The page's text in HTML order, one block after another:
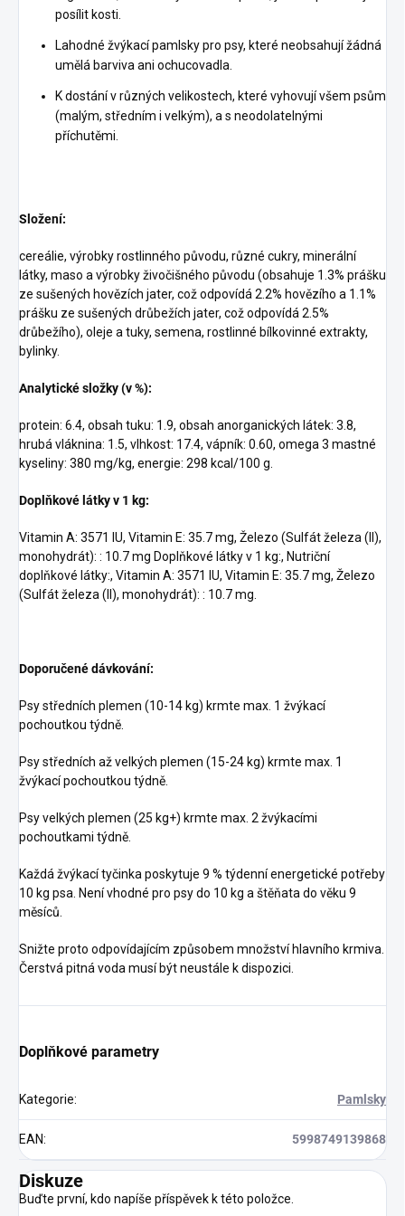
posílit kosti.
Lahodné žvýkací pamlsky pro psy, které neobsahují žádná
umělá barviva ani ochucovadla.
K dostání v různých velikostech, které vyhovují všem psům
(malým, středním i velkým), a s neodolatelnými
příchutěmi.
Složení:
cereálie, výrobky rostlinného původu, různé cukry, minerální
látky, maso a výrobky živočišného původu (obsahuje 1.3% prášku
ze sušených hovězích jater, což odpovídá 2.2% hovězího a 1.1%
prášku ze sušených drůbežích jater, což odpovídá 2.5%
drůbežího), oleje a tuky, semena, rostlinné bílkovinné extrakty,
bylinky.
Analytické složky (v %):
protein: 6.4, obsah tuku: 1.9, obsah anorganických látek: 3.8,
hrubá vláknina: 1.5, vlhkost: 17.4, vápník: 0.60, omega 3 mastné
kyseliny: 380 mg/kg, energie: 298 kcal/100 g.
Doplňkové látky v 1 kg:
Vitamin A: 3571 IU, Vitamin E: 35.7 mg, Železo (Sulfát železa (II),
monohydrát): : 10.7 mg Doplňkové látky v 1 kg:, Nutriční
doplňkové látky:, Vitamin A: 3571 IU, Vitamin E: 35.7 mg, Železo
(Sulfát železa (II), monohydrát): : 10.7 mg.
Doporučené dávkování:
Psy středních plemen (10-14 kg) krmte max. 1 žvýkací
pochoutkou týdně.
Psy středních až velkých plemen (15-24 kg) krmte max. 1
žvýkací pochoutkou týdně.
Psy velkých plemen (25 kg+) krmte max. 2 žvýkacími
pochoutkami týdně.
Každá žvýkací tyčinka poskytuje 9 % týdenní energetické potřeby
10 kg psa. Není vhodné pro psy do 10 kg a štěňata do věku 9
měsíců.
Snižte proto odpovídajícím způsobem množství hlavního krmiva.
Čerstvá pitná voda musí být neustále k dispozici.
Doplňkové parametry
Kategorie: Pamlsky
EAN: 5998749139868
Diskuze
Buďte první, kdo napíše příspěvek k této položce.